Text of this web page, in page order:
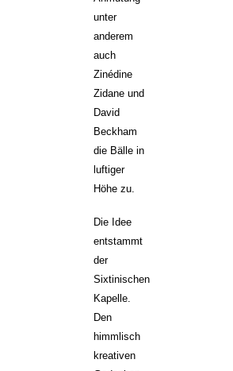
unter
anderem
auch
Zinédine
Zidane und
David
Beckham
die Bälle in
luftiger
Höhe zu.
Die Idee
entstammt
der
Sixtinischen
Kapelle.
Den
himmlisch
kreativen